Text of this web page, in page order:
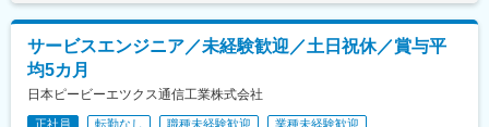
サービスエンジニア／未経験歓迎／土日祝休／賞与平
均5カ月
日本ピービーエツクス通信工業株式会社
正社員 転勤なし 職種未経験歓迎 業種未経験歓迎